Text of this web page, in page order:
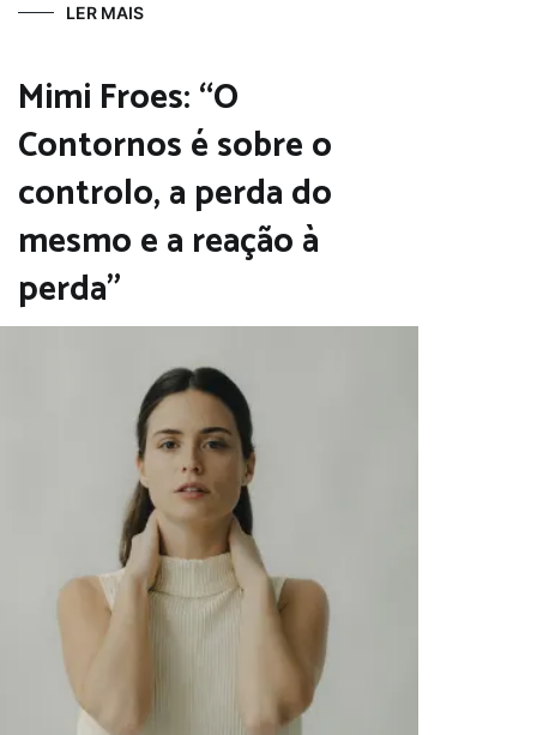
LER MAIS
Mimi Froes: “O
Contornos é sobre o
controlo, a perda do
mesmo e a reação à
perda”